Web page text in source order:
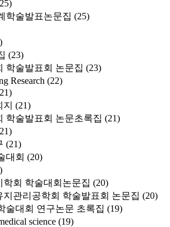
학술발표논문집 (25)
(23)
학술발표회 논문집 (23)
Research (22)
(21)
학술발표회 논문초록집 (21)
(21)
대회 (20)
회 학술대회논문집 (20)
지관리공학회 학술발표회 논문집 (20)
술대회 연구논문 초록집 (19)
science (19)